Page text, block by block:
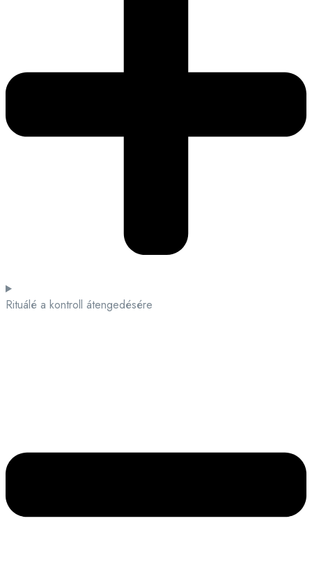
Rituálé a kontroll átengedésére